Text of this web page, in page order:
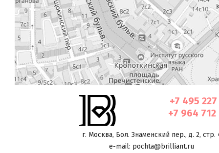
+7 495
+7 964
г. Москва, Бол. Знаменский пер., д. 2, стр.
e-mail: pochta@brilliant.ru